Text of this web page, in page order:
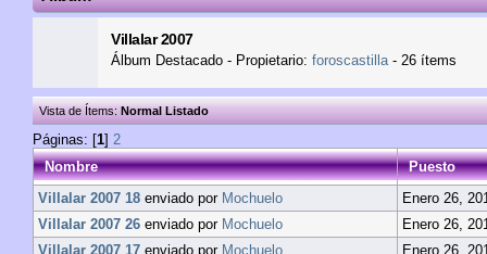
Villalar 2007
Álbum Destacado - Propietario: foroscastilla - 26 ítems
Vista de Ítems:Normal Listado
Páginas: [1] 2
Nombre
Puesto
Villalar 2007 18 enviado por Mochuelo
Enero 26,
Villalar 2007 26 enviado por Mochuelo
Enero 26,
Villalar 2007 17 enviado por Mochuelo
Enero 26,